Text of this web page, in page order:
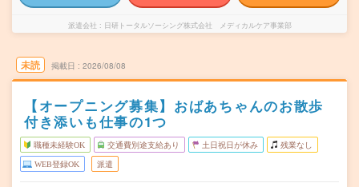
派遣会社 日研トータルソーシング株式会社 メディカルケア事業部
未読 掲載日 2026/08/08
【オープニング募集】おばあちゃんのお散歩
付き添いも仕事の1つ
職種未経験OK 交通費別途支給あり 土日祝日が休み 残業なし
WEB登録OK 派遣